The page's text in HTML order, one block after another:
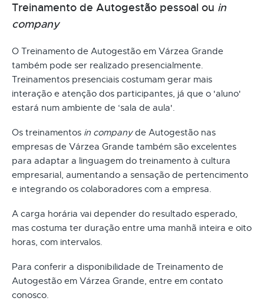
Treinamento de Autogestão pessoal ou in
company
O Treinamento de Autogestão em Várzea Grande
também pode ser realizado presencialmente.
Treinamentos presenciais costumam gerar mais
interação e atenção dos participantes, já que o 'aluno'
estará num ambiente de ‘sala de aula'.
Os treinamentos in companyde Autogestão nas
empresas de Várzea Grande também são excelentes
para adaptar a linguagem do treinamento à cultura
empresarial, aumentando a sensação de pertencimento
e integrando os colaboradores com a empresa.
A carga horária vai depender do resultado esperado,
mas costuma ter duração entre uma manhã inteira e oito
horas, com intervalos.
Para conferir a disponibilidade de Treinamento de
Autogestão em Várzea Grande, entre em contato
conosco.